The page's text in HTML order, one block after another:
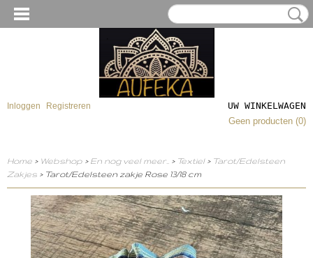
Inloggen Registreren
UW WINKELWAGEN
Geen producten (0)
Home > Webshop > En nog veel meer.. > Textiel> Tarot/Edelsteen
Zakjes > Tarot/Edelsteen zakje Rose 13/18 cm